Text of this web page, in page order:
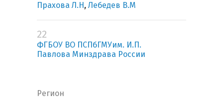
Прахова Л.Н , Лебедев В.М
22
ФГБОУ ВО ПСПбГМУим. И.П.
Павлова Минздрава России
Регион